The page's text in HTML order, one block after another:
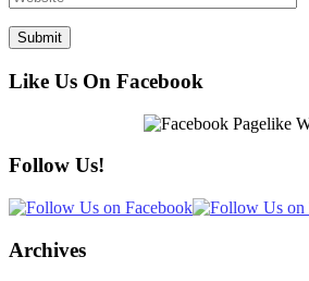
Like Us On Facebook
Follow Us!
Archives